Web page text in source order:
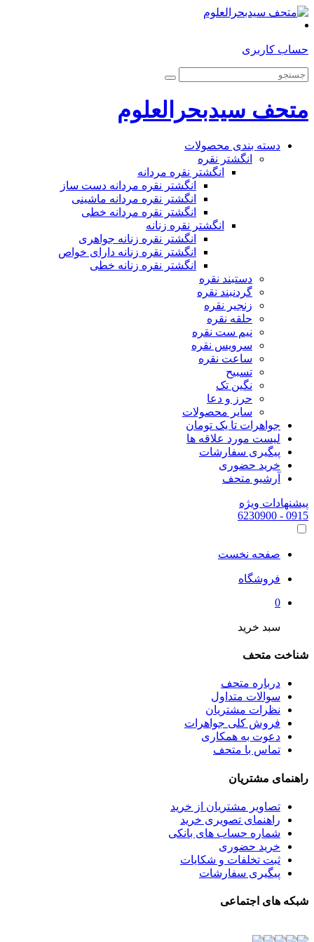
حساب کاربری
متحف سیدبحرالعلوم
دسته بندی محصولات
انگشتر نقره
انگشتر نقره مردانه
انگشتر نقره مردانه دست ساز
انگشتر نقره مردانه ماشینی
انگشتر نقره مردانه خطی
انگشتر نقره زنانه
انگشتر نقره زنانه جواهری
انگشتر نقره زنانه دارای خواص
انگشتر نقره زنانه خطی
دستبند نقره
گردنبند نقره
زنجیر نقره
حلقه نقره
نیم ست نقره
سرویس نقره
ساعت نقره
تسبیح
نگین تک
حرز و دعا
سایر محصولات
جواهرات تا یک تومان
لیست مورد علاقه ها
پیگیری سفارشات
خرید حضوری
آرشیو متحف
پیشنهادات ویژه
0915
- 6230900
صفحه نخست
فروشگاه
0
سبد خرید
شناخت متحف
درباره متحف
سوالات متداول
نظرات مشتریان
فروش کلی جواهرات
دعوت به همکاری
تماس با متحف
راهنمای مشتریان
تصاویر مشتریان از خرید
راهنمای تصویری خرید
شماره حساب های بانکی
خرید حضوری
ثبت تخلفات و شکایات
پیگیری سفارشات
شبکه های اجتماعی